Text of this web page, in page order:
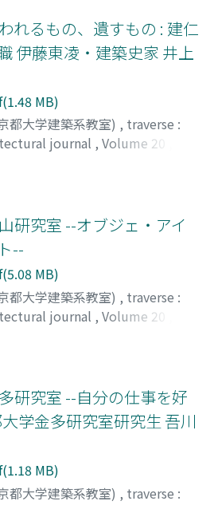
れるもの、遺すもの : 建仁
伊藤東凌・建築史家 井上
MB)
都大学建築系教室) , traverse :
journal , Volume 20
研究室 --オブジェ・アイ
--
MB)
都大学建築系教室) , traverse :
journal , Volume 20
研究室 --自分の仕事を好
学金多研究室研究生 吾川
MB)
都大学建築系教室) , traverse :